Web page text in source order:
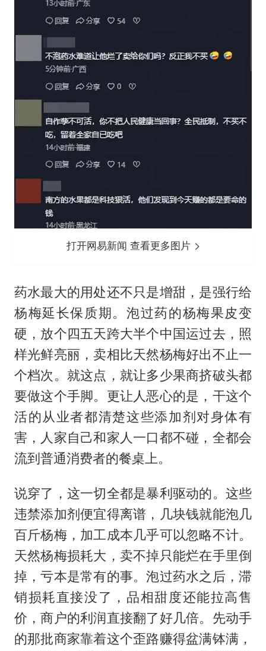
打开网易新闻 查看更多图片
药水最大的用处还不只是增甜，是强行给
杨梅延长保质期。泡过药的杨梅果皮变
硬，放个四五天跨大半个中国运过去，照
样光鲜亮丽，卖相比天然杨梅好出不止一
个档次。就这点，就让多少果商挤破头都
要做这个手脚。更让人恶心的是，干这个
活的从业者都清楚这些添加剂对身体有
害，人家自己和家人一口都不碰，全都会
流到普通消费者的餐桌上。
说穿了，这一切全都是暴利驱动的。这些
违禁添加剂便宜得离谱，几块钱就能泡几
百斤杨梅，加工成本几乎可以忽略不计。
天然杨梅损耗大，卖不掉只能烂在手里倒
掉，亏本是常有的事。泡过药水之后，滞
销损耗直接没了，品相甜度还能拉高售
价，商户的利润直接翻了好几倍。先动手
的那批商家靠着这个歪路赚得盆满钵满，